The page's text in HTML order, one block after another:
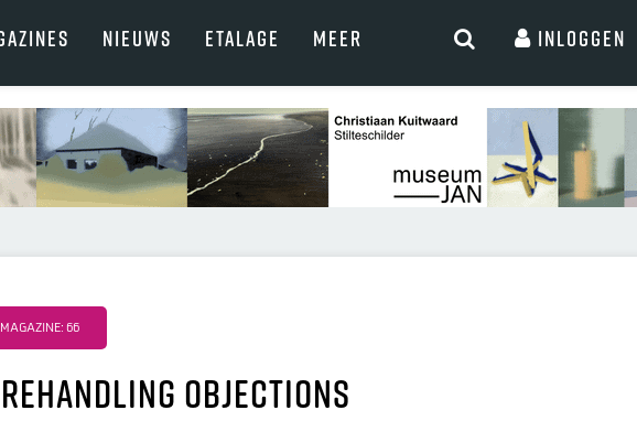
NIEUWS ETALAGE MEER Inloggen
66
objections